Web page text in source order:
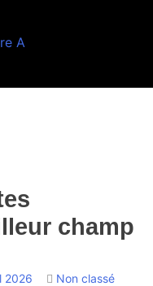
champ
2026 Non classé